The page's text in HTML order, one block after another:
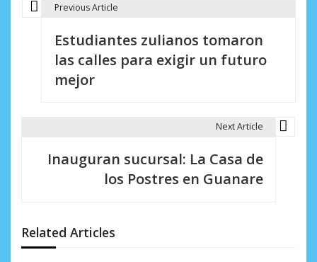
N
ó
n
Previous Article
Estudiantes zulianos tomaron
las calles para exigir un futuro
mejor
Next Article
Inauguran sucursal: La Casa de
los Postres en Guanare
Related Articles